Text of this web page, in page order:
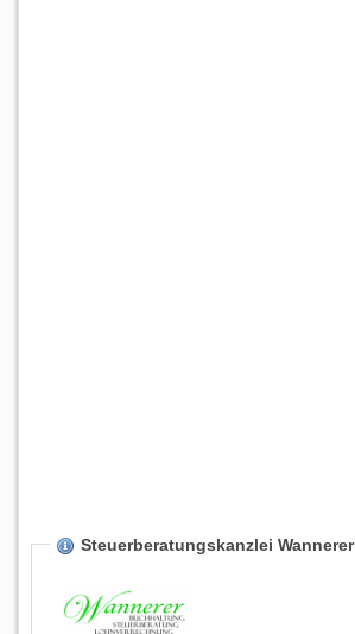
Steuerberatungskanzlei Wannerer